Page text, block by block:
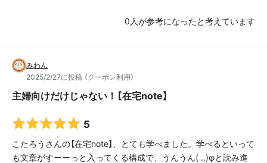
0人が参考になったと考えています
みわん
2025/2/27に投稿 （クーポン利用）
主婦向けだけじゃない！【在宅note】
5
こたろうさんの【在宅note】、とても学べました。学べるといって
も文章がすーーっと入ってくる構成で、うんうん( ..)φと読み進